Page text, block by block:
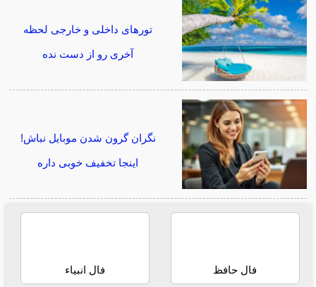
تورهای داخلی و خارجی لحظه
آخری رو از دست نده
نگران گرون شدن موبایل نباش!
اینجا تخفیف خوبی داره
فال حافظ فال انبیاء